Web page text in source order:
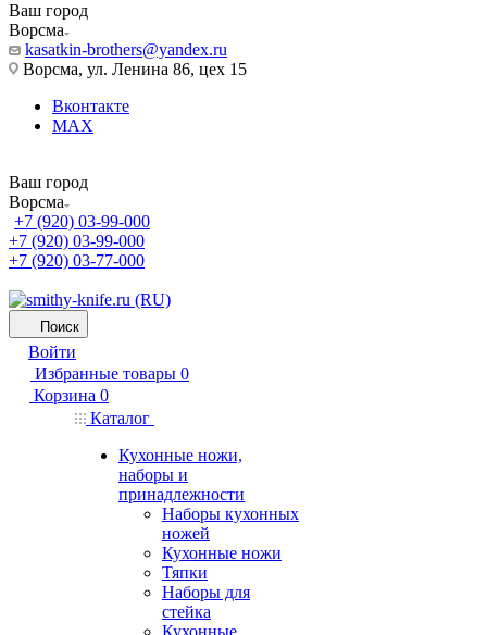
Ваш город
Ворсма
kasatkin-brothers@yandex.ru
Ворсма, ул. Ленина 86, цех 15
Вконтакте
MAX
Ваш город
Ворсма
+7 (920) 03-99-000
+7 (920) 03-99-000
+7 (920) 03-77-000
Поиск
Войти
Избранные товары 0
Корзина 0
Каталог
Кухонные ножи,
наборы и
принадлежности
Наборы кухонных
ножей
Кухонные ножи
Тяпки
Наборы для
стейка
Кухонные